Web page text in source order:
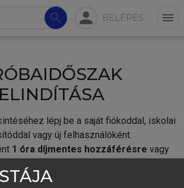
search person BELÉPÉS menu
ELINDÍTÁSA
lépj be a saját fiókoddal, iskolai
vagy új felhasználóként.
1 óra díjmentes hozzáférésre vagy